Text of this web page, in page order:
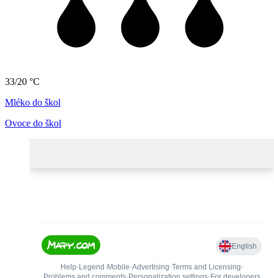
33/20 °C
Mléko do škol
Ovoce do škol